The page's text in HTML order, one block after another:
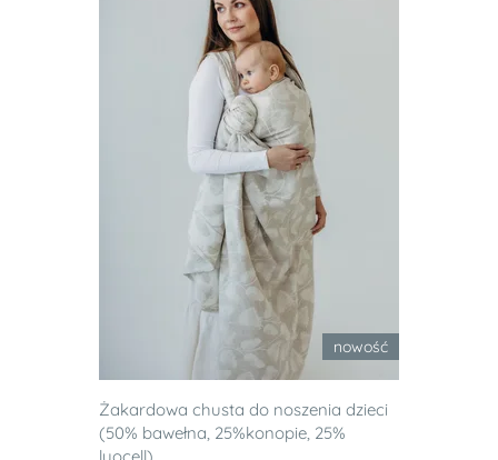
nowość
Żakardowa chusta do noszenia dzieci
(50% bawełna, 25%konopie, 25%